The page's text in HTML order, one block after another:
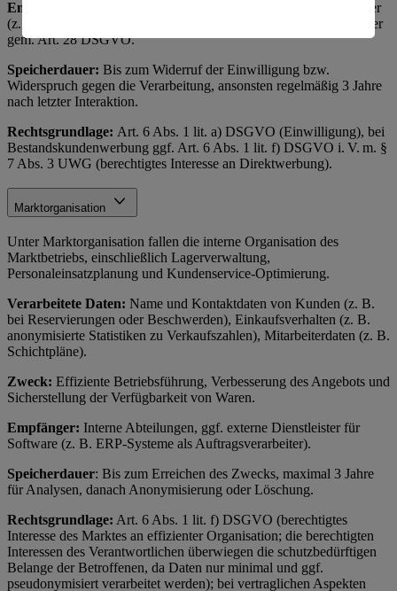
Empfänger:
Interne Marketingabteilung, ggf. externe Dienstleister
(z. B. Versanddienstleister, Werbeagenturen) als Auftragsverarbeiter
gem. Art. 28 DSGVO.
Speicherdauer: Bis zum Widerruf der Einwilligung bzw.
Widerspruch gegen die Verarbeitung, ansonsten regelmäßig 3 Jahre
nach letzter Interaktion.
Rechtsgrundlage: Art. 6 Abs. 1 lit. a) DSGVO (Einwilligung), bei
Bestandskundenwerbung ggf. Art. 6 Abs. 1 lit. f) DSGVO i. V. m. §
7 Abs. 3 UWG (berechtigtes Interesse an Direktwerbung).
Marktorganisation
Unter Marktorganisation fallen die interne Organisation des
Marktbetriebs, einschließlich Lagerverwaltung,
Personaleinsatzplanung und Kundenservice-Optimierung.
Verarbeitete Daten: Name und Kontaktdaten von Kunden (z. B.
bei Reservierungen oder Beschwerden), Einkaufsverhalten (z. B.
anonymisierte Statistiken zu Verkaufszahlen), Mitarbeiterdaten (z. B.
Schichtpläne).
Zweck: Effiziente Betriebsführung, Verbesserung des Angebots und
Sicherstellung der Verfügbarkeit von Waren.
Empfänger: Interne Abteilungen, ggf. externe Dienstleister für
Software (z. B. ERP-Systeme als Auftragsverarbeiter).
Speicherdauer: Bis zum Erreichen des Zwecks, maximal 3 Jahre
für Analysen, danach Anonymisierung oder Löschung.
Rechtsgrundlage: Art. 6 Abs. 1 lit. f) DSGVO (berechtigtes
Interesse des Marktes an effizienter Organisation; die berechtigten
Interessen des Verantwortlichen überwiegen die schutzbedürftigen
Belange der Betroffenen, da Daten nur minimal und ggf.
pseudonymisiert verarbeitet werden); bei vertraglichen Aspekten
Informationen zum Herausgeber der Seite findest du